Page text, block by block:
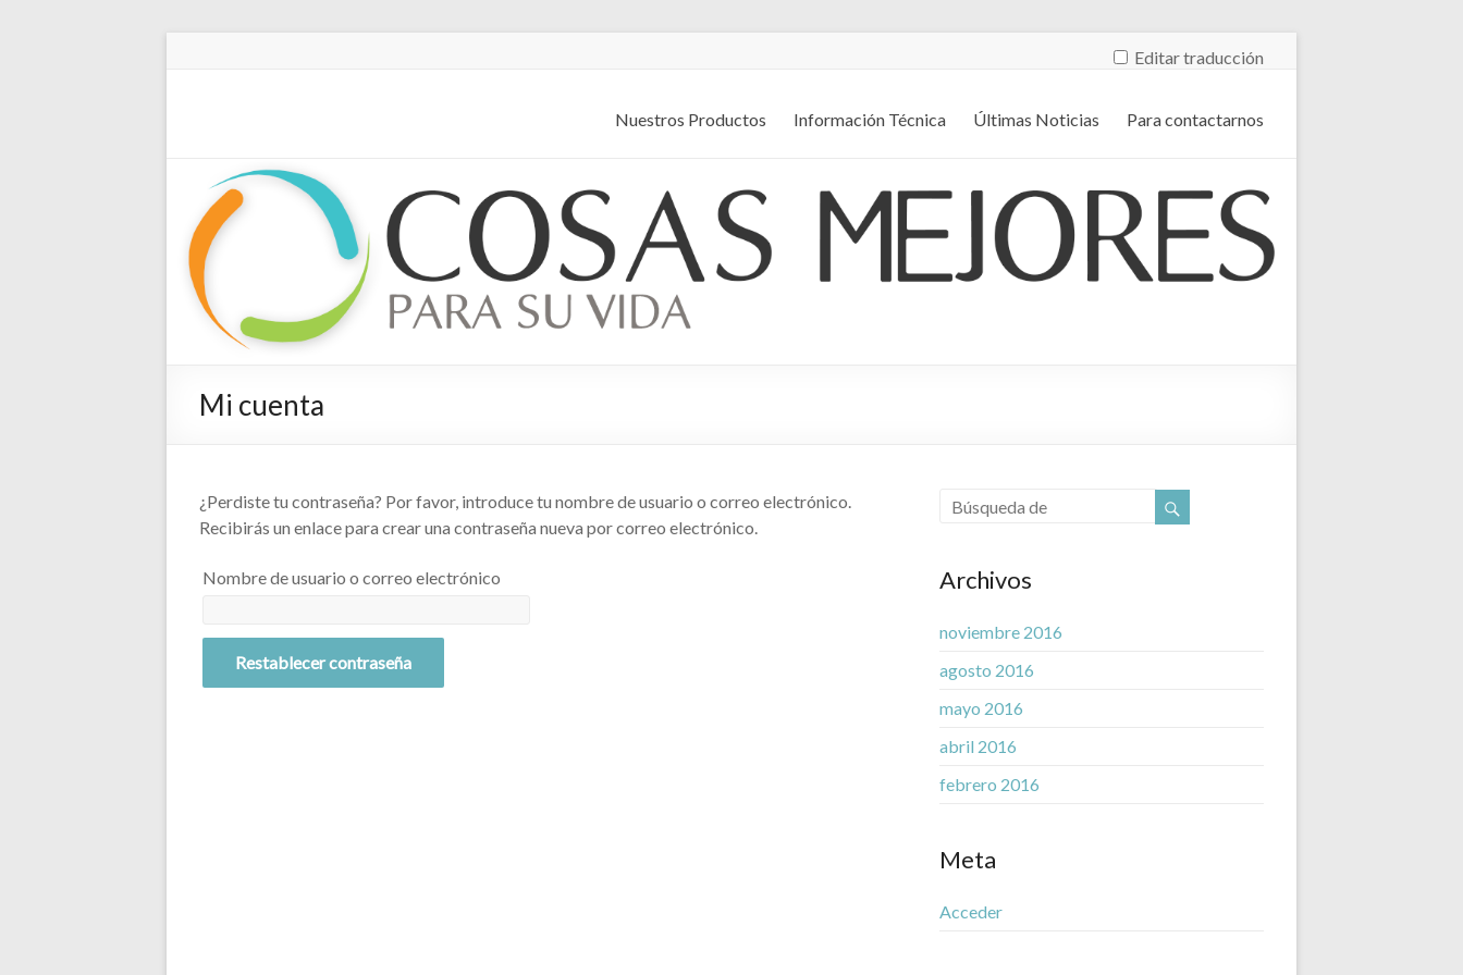
Editar traducción
Nuestros Productos Información Técnica Últimas Noticias Para contactarnos
Mi cuenta
¿Perdiste tu contraseña? Por favor, introduce tu nombre de usuario o correo electrónico.
Recibirás un enlace para crear una contraseña nueva por correo electrónico.
Nombre de usuario o correo electrónico
Restablecer contraseña
Archivos
noviembre 2016
agosto 2016
mayo 2016
abril 2016
febrero 2016
Meta
Acceder